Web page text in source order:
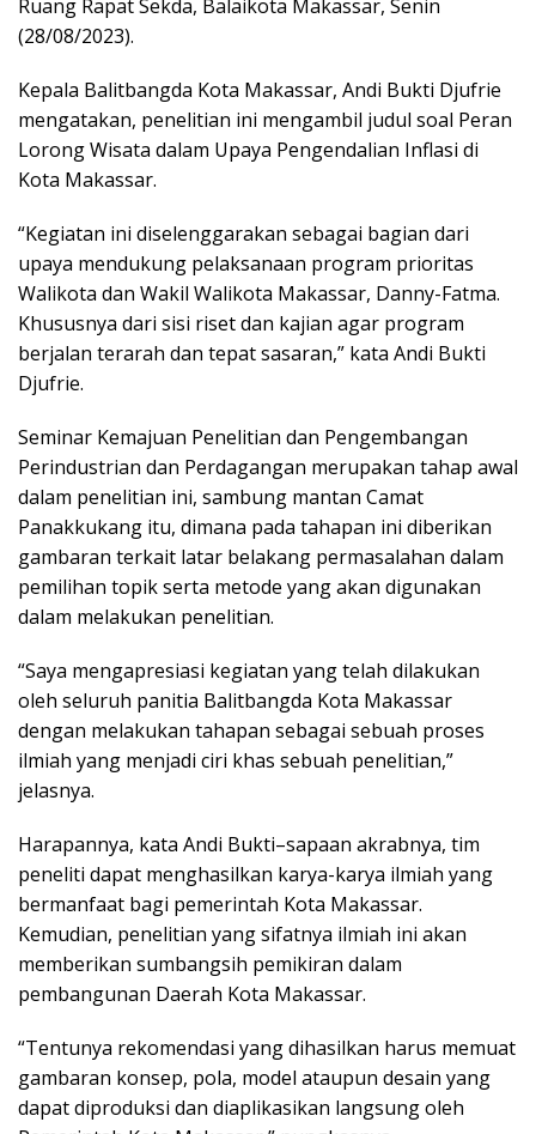
Ruang Rapat Sekda, Balaikota Makassar, Senin
(28/08/2023).
Kepala Balitbangda Kota Makassar, Andi Bukti Djufrie
mengatakan, penelitian ini mengambil judul soal Peran
Lorong Wisata dalam Upaya Pengendalian Inflasi di
Kota Makassar.
“Kegiatan ini diselenggarakan sebagai bagian dari
upaya mendukung pelaksanaan program prioritas
Walikota dan Wakil Walikota Makassar, Danny-Fatma.
Khususnya dari sisi riset dan kajian agar program
berjalan terarah dan tepat sasaran,” kata Andi Bukti
Djufrie.
Seminar Kemajuan Penelitian dan Pengembangan
Perindustrian dan Perdagangan merupakan tahap awal
dalam penelitian ini, sambung mantan Camat
Panakkukang itu, dimana pada tahapan ini diberikan
gambaran terkait latar belakang permasalahan dalam
pemilihan topik serta metode yang akan digunakan
dalam melakukan penelitian.
“Saya mengapresiasi kegiatan yang telah dilakukan
oleh seluruh panitia Balitbangda Kota Makassar
dengan melakukan tahapan sebagai sebuah proses
ilmiah yang menjadi ciri khas sebuah penelitian,”
jelasnya.
Harapannya, kata Andi Bukti–sapaan akrabnya, tim
peneliti dapat menghasilkan karya-karya ilmiah yang
bermanfaat bagi pemerintah Kota Makassar.
Kemudian, penelitian yang sifatnya ilmiah ini akan
memberikan sumbangsih pemikiran dalam
pembangunan Daerah Kota Makassar.
“Tentunya rekomendasi yang dihasilkan harus memuat
gambaran konsep, pola, model ataupun desain yang
dapat diproduksi dan diaplikasikan langsung oleh